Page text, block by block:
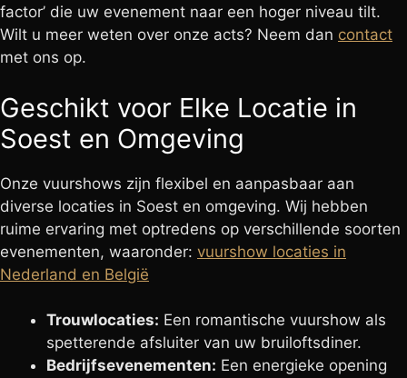
factor’ die uw evenement naar een hoger niveau tilt.
Wilt u meer weten over onze acts? Neem dan contact
met ons op.
Geschikt voor Elke Locatie in
Soest en Omgeving
Onze vuurshows zijn flexibel en aanpasbaar aan
diverse locaties in Soest en omgeving. Wij hebben
ruime ervaring met optredens op verschillende soorten
evenementen, waaronder: vuurshow locaties in
Nederland en België
Trouwlocaties: Een romantische vuurshow als
spetterende afsluiter van uw bruiloftsdiner.
Bedrijfsevenementen: Een energieke opening